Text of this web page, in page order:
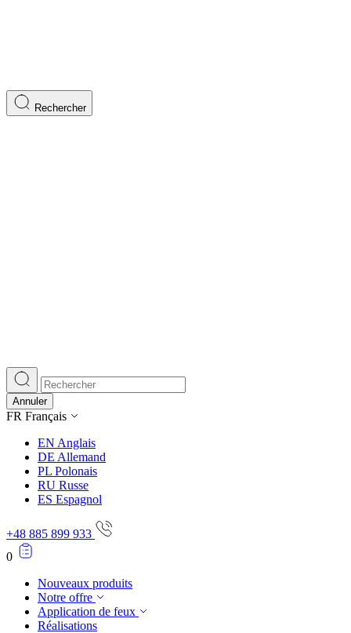
Rechercher
Annuler
FR Français
EN Anglais
DE Allemand
PL Polonais
RU Russe
ES Espagnol
+48 885 899 933
0
Nouveaux produits
Notre offre
Application de feux
Réalisations